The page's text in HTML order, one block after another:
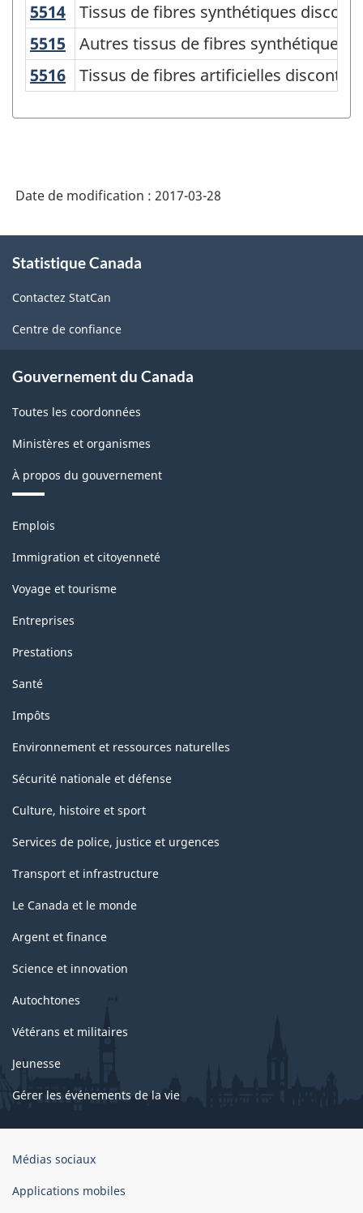
5514 Tissus de fibres synthétiques
Tissus de fibres synthétiques
5515 Autres tissus de fibres
Autres tissus de fibres synthétiques
5516 Tissus de fibres artificielles
Tissus de fibres artificielles
Date de modification : 2017-03-28
propos
ce
site
Statistique Canada
Contactez StatCan
Centre de confiance
Gouvernement du Canada
Toutes les coordonnées
Ministères et organismes
À propos du gouvernement
Thèmes
sujets
Emplois
Immigration et citoyenneté
Voyage et tourisme
Entreprises
Prestations
Santé
Impôts
Environnement et ressources naturelles
Sécurité nationale et défense
Culture, histoire et sport
Services de police, justice et urgences
Transport et infrastructure
Le Canada et le monde
Argent et finance
Science et innovation
Autochtones
Vétérans et militaires
Jeunesse
Gérer les événements de la vie
Organisation
gouvernement
Médias sociaux
Applications mobiles